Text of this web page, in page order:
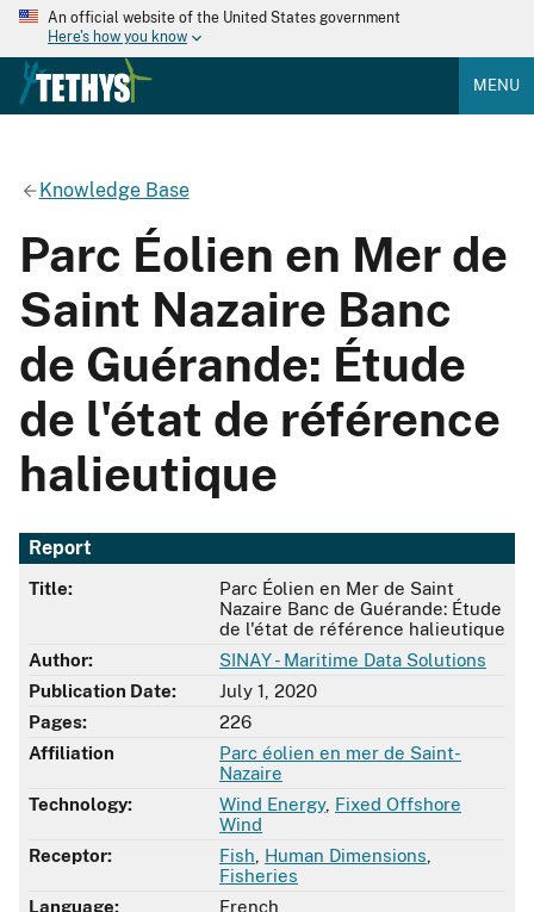
An official website of the United States government
Here's how you know
MENU
Knowledge Base
Parc Éolien en Mer de
Saint Nazaire Banc
de Guérande: Étude
de l'état de référence
halieutique
Report
Title:
Parc Éolien en Mer de Saint
Nazaire Banc de Guérande: Étude
de l'état de référence halieutique
Author:
SINAY - Maritime Data Solutions
Publication Date:
July 1, 2020
Pages:
226
Affiliation
Parc éolien en mer de Saint-
Nazaire
Technology:
Wind Energy, Fixed Offshore
Wind
Receptor:
Fish Human Dimensions
Fisheries
Language:
French